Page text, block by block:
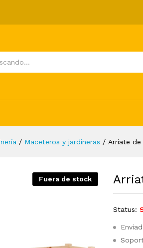
/ Maceteros y jardineras / Arriate de
Fuera de stock
Status: